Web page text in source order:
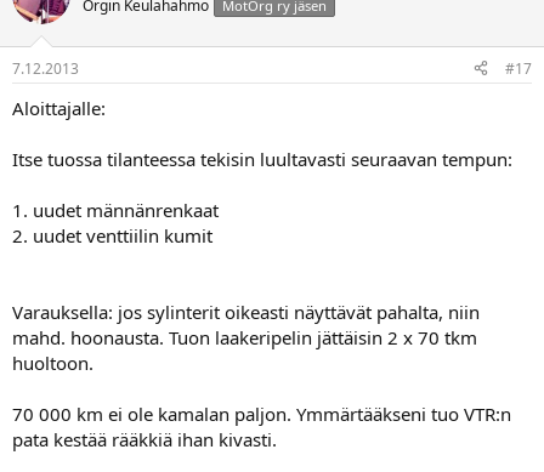
Orgin Keulahahmo MotOrg ry jäsen
7.12.2013 #17
Aloittajalle:
Itse tuossa tilanteessa tekisin luultavasti seuraavan tempun:
1. uudet männänrenkaat
2. uudet venttiilin kumit
Varauksella: jos sylinterit oikeasti näyttävät pahalta, niin
mahd. hoonausta. Tuon laakeripelin jättäisin 2 x 70 tkm
huoltoon.
70 000 km ei ole kamalan paljon. Ymmärtääkseni tuo VTR:n
pata kestää rääkkiä ihan kivasti.